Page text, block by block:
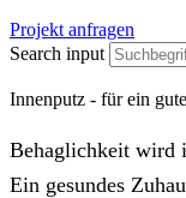
Projekt anfragen
Search input
Innen­putz - für ein
Behaglich­keit wird
Ein gesundes